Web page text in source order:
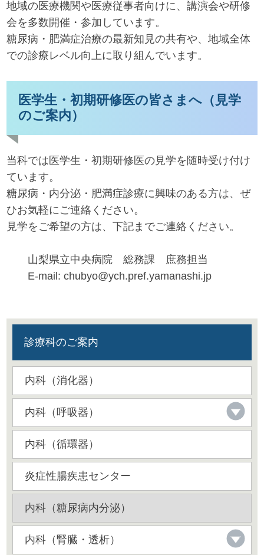
地域の医療機関や医療従事者向けに、講演会や研修
会を多数開催・参加しています。
糖尿病・肥満症治療の最新知見の共有や、地域全体
での診療レベル向上に取り組んでいます。
医学生・初期研修医の皆さまへ（見学
のご案内）
当科では医学生・初期研修医の見学を随時受け付け
ています。
糖尿病・内分泌・肥満症診療に興味のある方は、ぜ
ひお気軽にご連絡ください。
見学をご希望の方は、下記までご連絡ください。
山梨県立中央病院 総務課 庶務担当
E-mail: chubyo@ych.pref.yamanashi.jp
診療科のご案内
内科（消化器）
内科（呼吸器）
内科（循環器）
炎症性腸疾患センター
内科（糖尿病内分泌）
内科（腎臓・透析）